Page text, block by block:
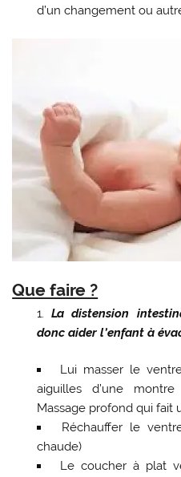
d’un changement ou
Que faire ?
La distension
donc aider l’enfant à
Lui masser le
aiguilles d’une
Massage profond qui fait
Réchauffer le
chaude)
Le coucher à plat